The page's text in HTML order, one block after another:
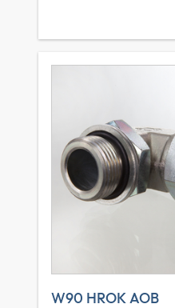
W90 HROK AOB